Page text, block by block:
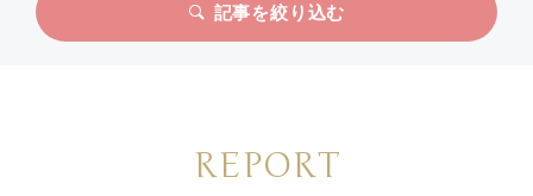
記事を絞り込む
REPORT